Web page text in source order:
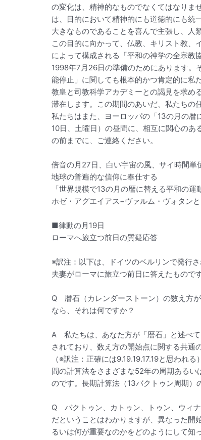
の変化は、精神的なものでなくてはなりま
は、目的において精神的にも道徳的にも統
大きなものであることを喜んで主張し、人
この目的に向かって、仏教、キリスト教、
によって構成される「平和の神学の全宗
1998年7月26日の準備のためにあります。
能停止」に関しても根本的かつ肯定的に私
教皇と司教科学アカデミーとの謁見を求め
滞在します。この期間のあいだ、私たちの
私たちはまた、ヨーロッパの「13の月の暦
10日、土曜日）の昼間に、相互に関心の
の前までに、ご連絡ください。
倍音の月27日、白い宇宙の風、サイ時間単
地球の普遍的な信仰に奉仕する
「世界規模で13の月の暦に替える平和の運
ホゼ・アグエイアス−ヴァルム・ヴォタン
■律動の月19日
ローマへ旅立つ前日の質疑応答
※訳注：以下は、ドイツのベルリンで発行
夫妻がローマに旅立つ前日に答えたものです
Q 暦石（カレンダーストーン）の数え方
なら、それは何ですか？
A 私たちは、あなた方が「暦石」と述べ
されており、数え方の開始点に関する共通
（※訳注：正確には9.19.19.17.19と思われ
間の計算法をさまざまな52年の周期ある
のです。長期計算法（13バクトゥン周期）
Q バクトゥン、カトゥン、トゥン、ウィ
だということはわかりますが、異なった
るいは何が重要なのかをどのようにして知